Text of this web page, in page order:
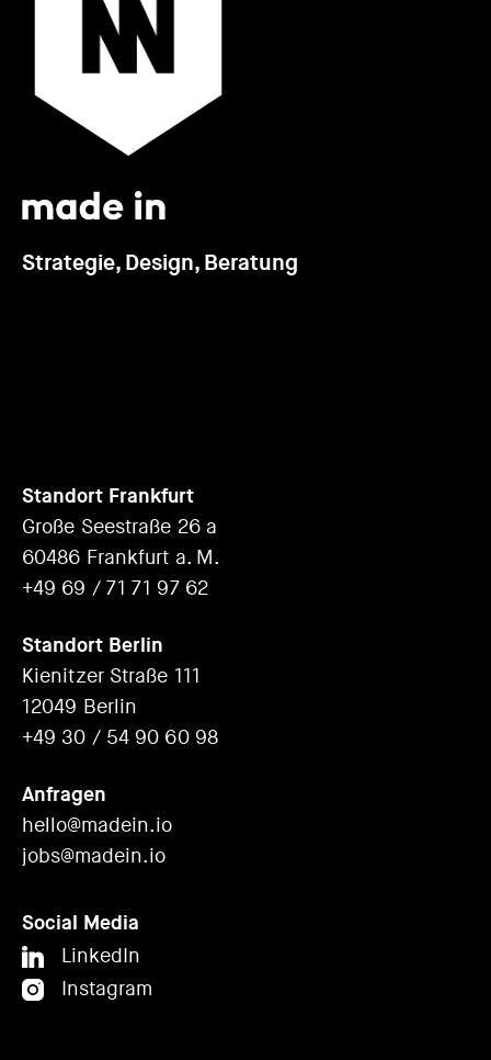
Strategie, Design, Beratung
Standort Frankfurt
Große Seestraße 26 a
60486 Frankfurt a. M.
+49 69 / 71 71 97 62
Standort Berlin
Kienitzer Straße 111
12049 Berlin
+49 30 / 54 90 60 98
Anfragen
hello@madein.io
jobs@madein.io
Social Media
LinkedIn
Instagram